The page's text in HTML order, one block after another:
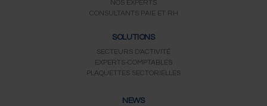
NOS EXPERTS
CONSULTANTS PAIE ET RH
SOLUTIONS
SECTEURS D'ACTIVITÉ
EXPERTS-COMPTABLES
PLAQUETTES SECTORIELLES
NEWS